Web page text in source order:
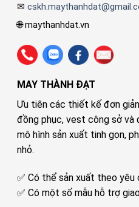
✉
🌐 maythanhdat.vn
MAY THÀNH ĐẠT
Ưu tiên các thiết kế đơn
đồng phục, vest công sở và
mô hình sản xuất tinh gọn,
nhỏ.
✅ Có thể sản xuất theo yêu
✅ Có một số mẫu hỗ trợ